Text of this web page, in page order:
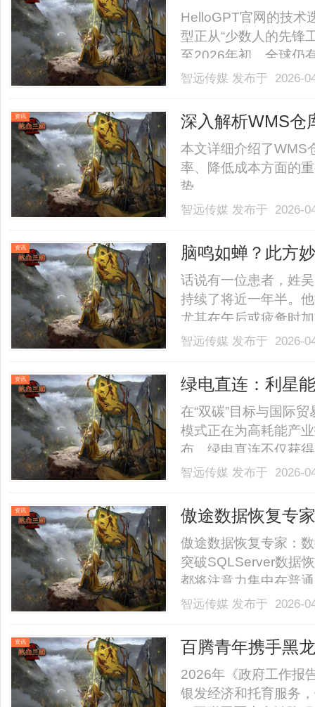
HelloGPT官网的技术
型正从“少数人的先锋
至2026年初，全球仍
智远传媒 发布于 2026-
资讯
深入解析WMS仓
势
本文详细介绍了WMS
率、降低成本方面的
势。......
智远传媒 发布于 2026-
资讯
脑鸣如蝉？此方
鸣
话说有一位患者，姓
持续了将近一年半。
尤其在午后或疲惫时
昏沉，像蒙了一层东
一些安神补脑的成药
理。.........
智远传媒 发布于 2026-
资讯 绿电直连：利星
在“双碳”目标与国际
模式正在为高耗能产
布，绿电直连不仅获
报与经济激励，被业
能紧扣“专注微电网，
智远传媒 发布于 2026-
资讯
傲途数据恢复专
碎片重组算法突
傲途数据恢复专家：
突破SQLServer数据
都将注意力集中在普
化的U盘、清空的回
载时，当关键的MDF
智远传媒 发布于 2026-
资讯
百腾青年携手黑
国标杆, 以 AI 赋
2026年《政府工作报
银发经济和托育服务